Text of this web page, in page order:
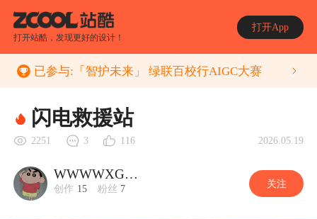
打开站酷，发现更好的设计！
打开App
已参与: 「智护未来」 绿联百校行AIGC大赛
闪电救援站
2251 3 116 2026.05.19
WWWWXGGGGGGG
创作 15 粉丝 7 关注